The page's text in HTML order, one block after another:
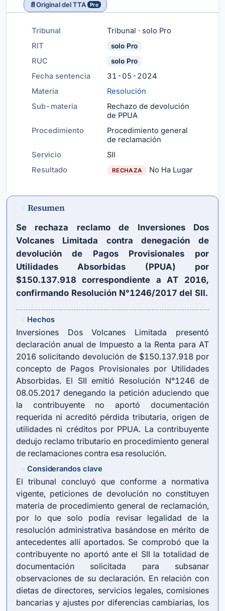
📄Original del TTA Pro
Tribunal
Tribunal · solo Pro
RIT
solo Pro
RUC solo Pro
Fecha sentencia
31-05-2024
Materia
Resolución
Sub-materia
Rechazo de devolución
de PPUA
Procedimiento
Procedimiento general
de reclamación
Servicio
SII
Resultado
RECHAZA No Ha Lugar
Resumen
Se rechaza reclamo de Inversiones Dos
Volcanes Limitada contra denegación de
devolución de Pagos Provisionales por
Utilidades Absorbidas (PPUA) por
$150.137.918 correspondiente a AT 2016,
confirmando Resolución N°1246/2017 del SII.
Hechos
Inversiones Dos Volcanes Limitada presentó
declaración anual de Impuesto a la Renta para AT
2016 solicitando devolución de $150.137.918 por
concepto de Pagos Provisionales por Utilidades
Absorbidas. El SII emitió Resolución N°1246 de
08.05.2017 denegando la petición aduciendo que
la contribuyente no aportó documentación
requerida ni acreditó pérdida tributaria, origen de
utilidades ni créditos por PPUA. La contribuyente
dedujo reclamo tributario en procedimiento general
de reclamaciones contra esa resolución.
Considerandos clave
El tribunal concluyó que conforme a normativa
vigente, peticiones de devolución no constituyen
materia de procedimiento general de reclamación,
por lo que solo podía revisar legalidad de la
resolución administrativa basándose en mérito de
antecedentes allí aportados. Se comprobó que la
contribuyente no aportó ante el SII la totalidad de
documentación solicitada para subsanar
observaciones de su declaración. En relación con
dietas de directores, servicios legales, comisiones
bancarias y ajustes por diferencias cambiarias, los